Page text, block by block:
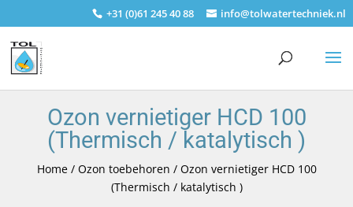
+31 (0)61 245 40 88 info@tolwatertechniek.nl
Ozon vernietiger HCD 100
(Thermisch / katalytisch )
Home/ Ozon toebehoren / Ozon vernietiger HCD 100
(Thermisch / katalytisch )